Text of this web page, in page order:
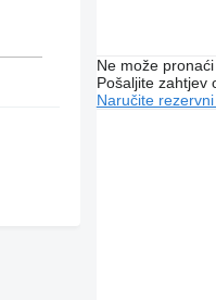
Ne može
Pošaljite zahtjev
Naručite